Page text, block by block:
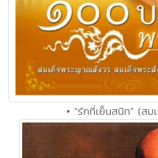
• "รักที่เย็นสนิท" (ส